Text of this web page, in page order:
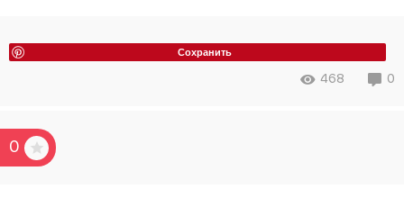
Сохранить
468 0
0